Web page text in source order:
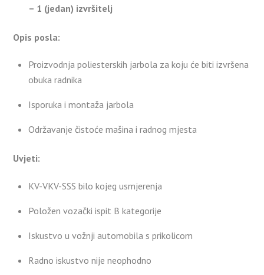
– 1 (jedan) izvršitelj
Opis posla:
Proizvodnja poliesterskih jarbola za koju će biti izvršena
obuka radnika
Isporuka i montaža jarbola
Održavanje čistoće mašina i radnog mjesta
Uvjeti:
KV-VKV-SSS bilo kojeg usmjerenja
Položen vozački ispit B kategorije
Iskustvo u vožnji automobila s prikolicom
Radno iskustvo nije neophodno